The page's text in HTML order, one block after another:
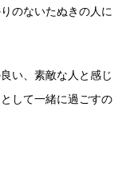
のないたぬきの人に
い、素敵な人と感じ
して一緒に過ごすの